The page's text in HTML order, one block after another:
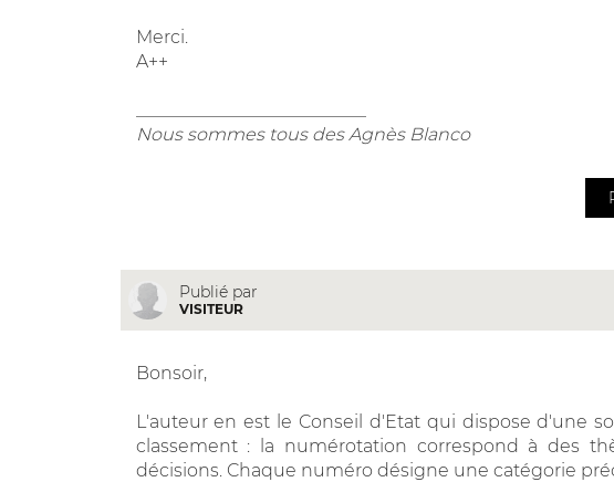
Merci.
A++
Nous sommes tous des Agnès Blanco
Publié par
VISITEUR
Bonsoir,
L'auteur en est le Conseil d'Etat qui dispose d'une
classement : la numérotation correspond à des
décisions. Chaque numéro désigne une catégorie